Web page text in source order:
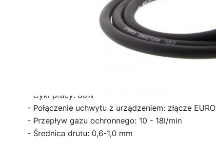
półautomatów spawalniczych.
DANE TECHNICZNE:
- Nazwa modelu: MB15
- Cykl pracy: 60%
- Połączenie uchwytu z urządzeniem: złącze EURO
- Przepływ gazu ochronnego: 10 - 18l/min
- Średnica drutu: 0,6-1,0 mm